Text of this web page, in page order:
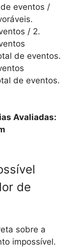
eventos /
/ 2.
de eventos.
de eventos.
Avaliadas:
de
sobre a
impossível.